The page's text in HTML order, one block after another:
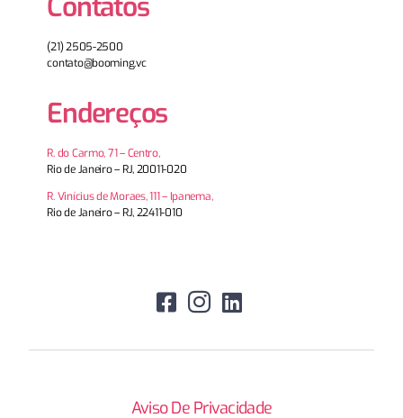
(21) 2505-2500
contato@booming.vc
Endereços
R. do Carmo, 71 – Centro,
Rio de Janeiro – RJ, 20011-020
R. Vinícius de Moraes, 111 – Ipanema,
Rio de Janeiro – RJ, 22411-010
Aviso De Privacidade